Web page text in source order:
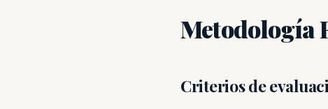
Metodología
Criterios de